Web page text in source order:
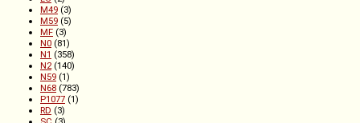
M49 (3)
M59 (5)
MF (3)
N0 (81)
N1 (358)
N2(140)
N59 (1)
N68 (783)
P1077 (1)
RD (3)